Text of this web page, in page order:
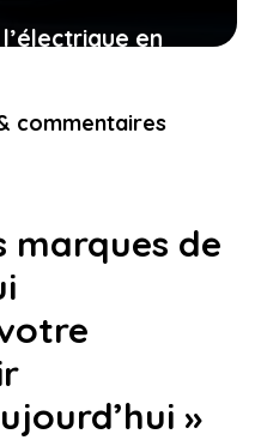
en
commentaires
marques de
»